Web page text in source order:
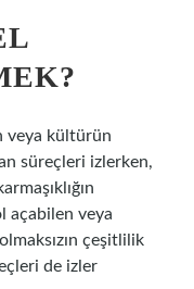
veya kültürün
süreçleri izlerken,
açabilen veya
çeşitlilik
de izler